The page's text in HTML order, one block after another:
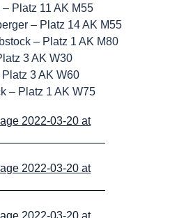
Platz 11 AK M55
– Platz 14 AK M55
– Platz 1 AK M80
3 AK W30
3 AK W60
– Platz 1 AK W75